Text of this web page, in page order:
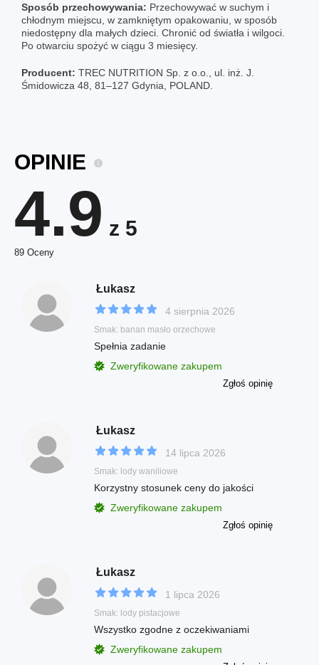
Sposób przechowywania: Przechowywać w suchym i
chłodnym miejscu, w zamkniętym opakowaniu, w sposób
niedostępny dla małych dzieci. Chronić od światła i wilgoci.
Po otwarciu spożyć w ciągu 3 miesięcy.
Producent: TREC NUTRITION Sp. z o.o., ul. inż. J.
Śmidowicza 48, 81‒127 Gdynia, POLAND.
OPINIE
4.9 z 5
89 Oceny
Łukasz
4 sierpnia 2026
Smak: banan masło orzechowe
Spełnia zadanie
Zweryfikowane zakupem
Zgłoś opinię
Łukasz
14 lipca 2026
Smak: lody waniliowe
Korzystny stosunek ceny do jakości
Zweryfikowane zakupem
Zgłoś opinię
Łukasz
1 lipca 2026
Smak: lody pistacjowe
Wszystko zgodne z oczekiwaniami
Zweryfikowane zakupem